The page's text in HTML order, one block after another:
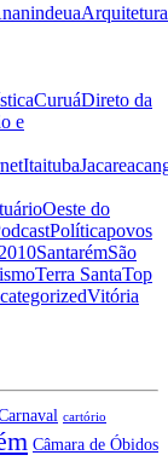
Arquitetura
CuruáDireto da
e
Itaituba
Oeste do
Políticapovos
SantarémSão
Terra SantaTop
Vitória
cartório
Câmara de Óbidos